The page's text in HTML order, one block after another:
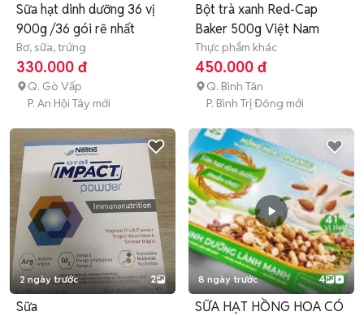
Sữa hạt dinh dưỡng 36 vị
900g /36 gói rẽ nhất
Bơ, sữa, trứng
330.000 đ
Q. Gò Vấp
P. An Hội Tây mới
Bột trà xanh Red-Cap
Baker 500g Việt Nam
Thực phẩm khác
450.000 đ
Q. Bình Tân
P. Bình Trị Đông mới
2 ngày trước 2
Sữa
8 ngày trước 4
SỮA HẠT HỒNG HOA CÓ